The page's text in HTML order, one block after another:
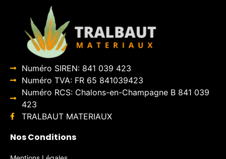
Numéro SIREN: 841 039 423
Numéro TVA: FR 65 841039423
Numéro RCS: Chalons-en-Champagne B 841 039
423
TRALBAUT MATERIAUX
Nos Conditions